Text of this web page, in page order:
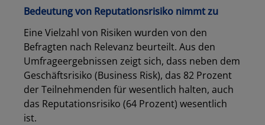
Bedeutung von Reputationsrisiko nimmt zu
Eine Vielzahl von Risiken wurden von den
Befragten nach Relevanz beurteilt. Aus den
Umfrageergebnissen zeigt sich, dass neben dem
Geschäftsrisiko (Business Risk), das 82 Prozent
der Teilnehmenden für wesentlich halten, auch
das Reputationsrisiko (64 Prozent) wesentlich
ist.